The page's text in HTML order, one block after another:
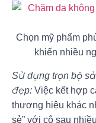
Chọn mỹ phẩm
khiến nhiều
Sử dụng trọn bộ
đẹp: Việc kết hợp
thương hiệu khác
sẻ” với cô sau